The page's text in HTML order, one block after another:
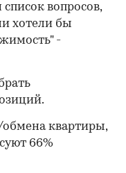
вопросов,
хотели бы
-
квартиры,
66%